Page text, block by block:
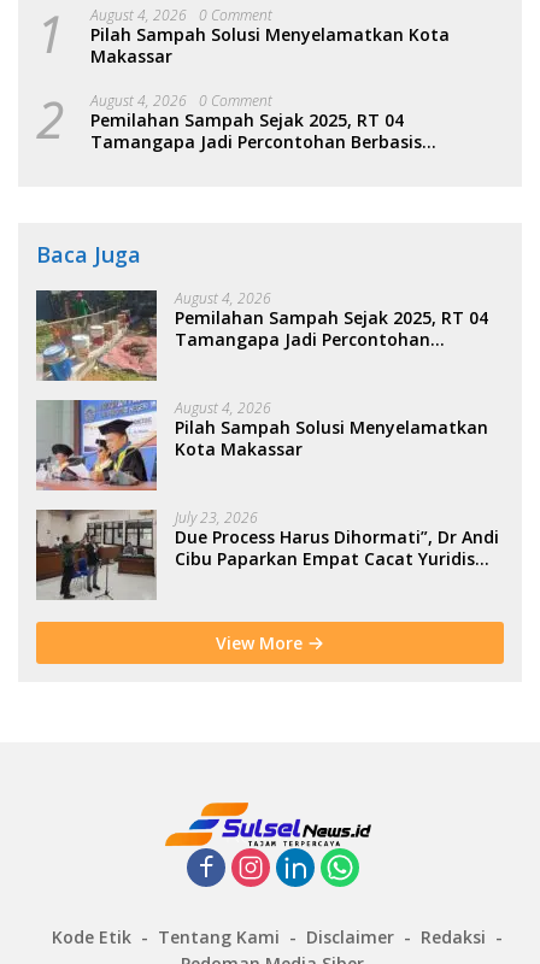
1 August 4, 2026 0 Comment
Pilah Sampah Solusi Menyelamatkan Kota
Makassar
2 August 4, 2026 0 Comment
Pemilahan Sampah Sejak 2025, RT 04
Tamangapa Jadi Percontohan Berbasis
Baca Juga
August 4, 2026
Pemilahan Sampah Sejak 2025, RT 04
Tamangapa Jadi Percontohan
August 4, 2026
Pilah Sampah Solusi Menyelamatkan
Kota Makassar
July 23, 2026
Due Process Harus Dihormati”, Dr Andi
Cibu Paparkan Empat Cacat Yuridis
View More
Kode Etik Tentang Kami Disclaimer
Redaksi